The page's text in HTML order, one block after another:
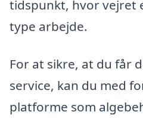
tidspunkt, hvor vejret
type arbejde.
For at sikre, at du får
service, kan du med
platforme som